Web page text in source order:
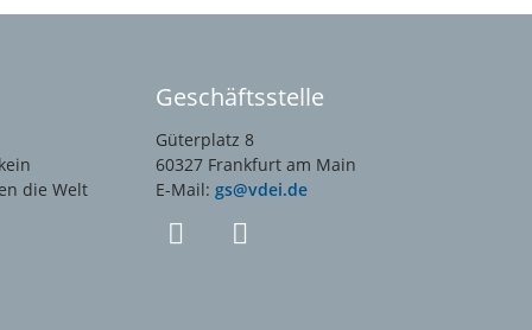
die Welt
Geschäftsstelle
Güterplatz 8
60327 Frankfurt am Main
E-Mail:gs@vdei.de